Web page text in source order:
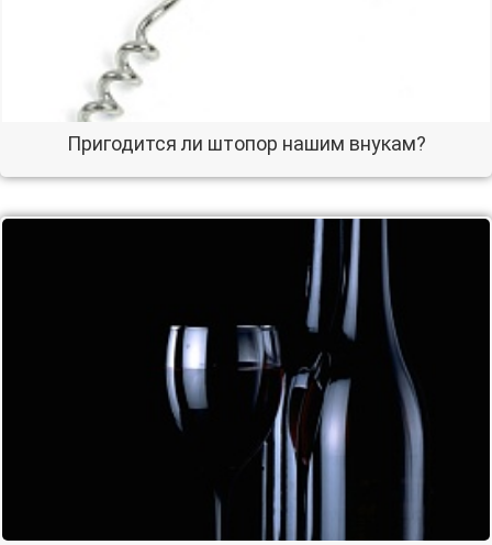
Пригодится ли штопор нашим внукам?